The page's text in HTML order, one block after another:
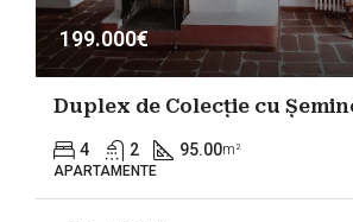
199.000€
4 2 95.00m²
APARTAMENTE